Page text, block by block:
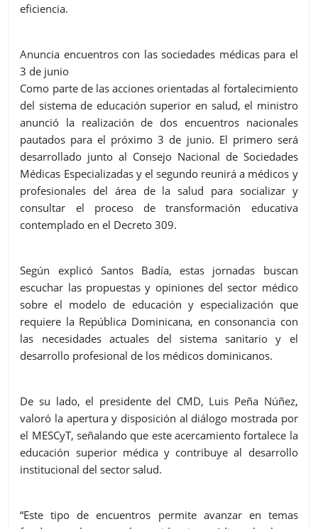
eficiencia.
Anuncia encuentros con las sociedades médicas para el
3 de junio
Como parte de las acciones orientadas al fortalecimiento
del sistema de educación superior en salud, el ministro
anunció la realización de dos encuentros nacionales
pautados para el próximo 3 de junio. El primero será
desarrollado junto al Consejo Nacional de Sociedades
Médicas Especializadas y el segundo reunirá a médicos y
profesionales del área de la salud para socializar y
consultar el proceso de transformación educativa
contemplado en el Decreto 309.
Según explicó Santos Badía, estas jornadas buscan
escuchar las propuestas y opiniones del sector médico
sobre el modelo de educación y especialización que
requiere la República Dominicana, en consonancia con
las necesidades actuales del sistema sanitario y el
desarrollo profesional de los médicos dominicanos.
De su lado, el presidente del CMD, Luis Peña Núñez,
valoró la apertura y disposición al diálogo mostrada por
el MESCyT, señalando que este acercamiento fortalece la
educación superior médica y contribuye al desarrollo
institucional del sector salud.
“Este tipo de encuentros permite avanzar en temas